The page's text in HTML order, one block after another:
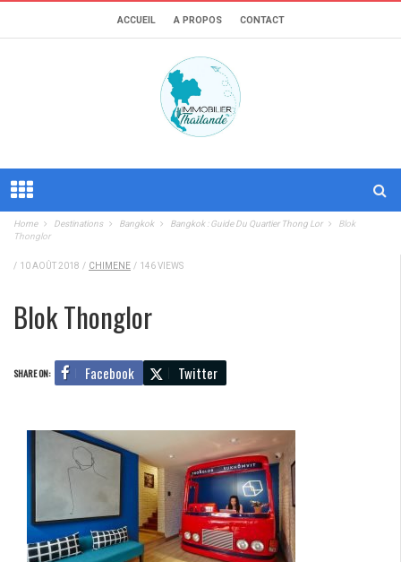
ACCUEIL A PROPOS CONTACT
Home Destinations Bangkok Bangkok : Guide Du Quartier Thong Lor
Blok
Thonglor
/ 10 AOÛT 2018 / CHIMENE / 146 VIEWS
Blok Thonglor
SHARE ON: Facebook Twitter